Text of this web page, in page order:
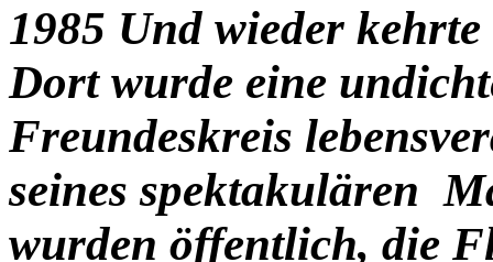
1985 Und wieder
Dort wurde eine
Freundeskreis
seines spektakulären
wurden öffentlich, die